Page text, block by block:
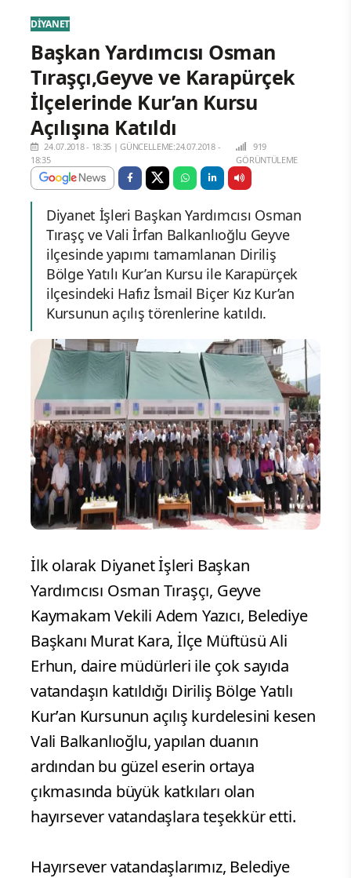
DİYANET
Başkan Yardımcısı Osman
Tıraşçı,Geyve ve Karapürçek
İlçelerinde Kur’an Kursu
Açılışına Katıldı
24.07.2018 - 18:35 |GÜNCELLEME:24.07.2018 -
18:35
919
GÖRÜNTÜLEME
Diyanet İşleri Başkan Yardımcısı Osman
Tıraşç ve Vali İrfan Balkanlıoğlu Geyve
ilçesinde yapımı tamamlanan Diriliş
Bölge Yatılı Kur’an Kursu ile Karapürçek
ilçesindeki Hafız İsmail Biçer Kız Kur’an
Kursunun açılış törenlerine katıldı.
İlk olarak Diyanet İşleri Başkan
Yardımcısı Osman Tıraşçı, Geyve
Kaymakam Vekili Adem Yazıcı, Belediye
Başkanı Murat Kara, İlçe Müftüsü Ali
Erhun, daire müdürleri ile çok sayıda
vatandaşın katıldığı Diriliş Bölge Yatılı
Kur’an Kursunun açılış kurdelesini kesen
Vali Balkanlıoğlu, yapılan duanın
ardından bu güzel eserin ortaya
çıkmasında büyük katkıları olan
hayırsever vatandaşlara teşekkür etti.
Hayırsever vatandaşlarımız, Belediye